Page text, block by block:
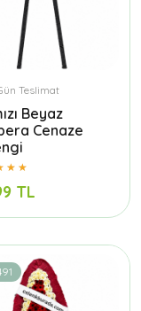
Teslimat
Beyaz
Cenaze
TL